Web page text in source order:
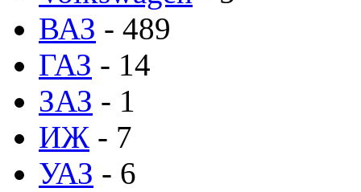
ВАЗ - 489
ГАЗ - 14
ЗАЗ - 1
ИЖ - 7
УАЗ - 6